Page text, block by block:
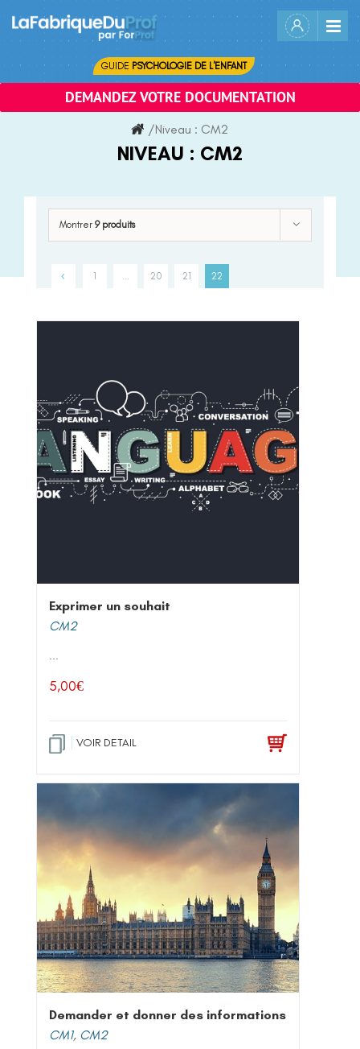
content
GUIDE PSYCHOLOGIE DE L'ENFANT
DEMANDEZ VOTRE DOCUMENTATION
/Niveau : CM2
NIVEAU : CM2
Montrer 9 produits
1 20 21 22
Exprimer un souhait
CM2
...
5,00€
VOIR DETAIL
Demander et donner des informations
CM1, CM2